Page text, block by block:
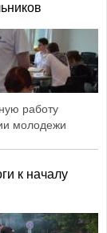
работу
молодежи
к началу